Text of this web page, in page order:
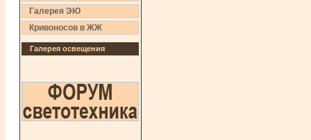
Галерея ЭЮ
Кривоносов в ЖЖ
Галерея освещения